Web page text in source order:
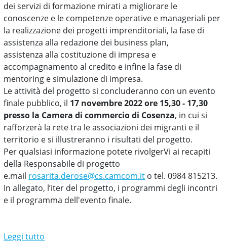
dei servizi di formazione mirati a migliorare le
conoscenze e le competenze operative e manageriali per
la realizzazione dei progetti imprenditoriali, la fase di
assistenza alla redazione dei business plan,
assistenza alla costituzione di impresa e
accompagnamento al credito e infine la fase di
mentoring e simulazione di impresa.
Le attività del progetto si concluderanno con un evento
finale pubblico, il 17 novembre 2022 ore 15,30 - 17,30
presso la Camera di commercio di Cosenza, in cui si
rafforzerà la rete tra le associazioni dei migranti e il
territorio e si illustreranno i risultati del progetto.
Per qualsiasi informazione potete rivolgerVi ai recapiti
della Responsabile di progetto
e.mail rosarita.derose@cs.camcom.it o tel. 0984 815213.
In allegato, l’iter del progetto, i programmi degli incontri
e il programma dell'evento finale.
Leggi tutto